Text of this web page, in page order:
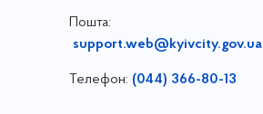
Пошта:
support.web@kyivcity.gov.ua
Телефон: (044) 366-80-13